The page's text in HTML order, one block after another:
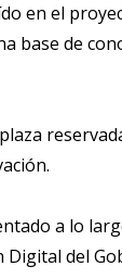
en el
base de
a lo
del